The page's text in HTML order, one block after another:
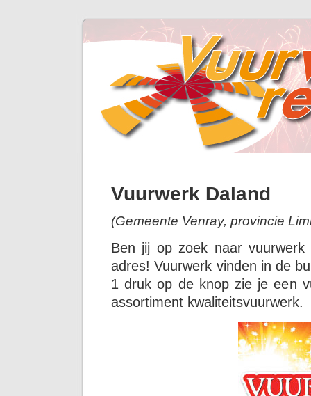
Vuurwerk Daland
(Gemeente Venray, provincie
Ben jij op zoek naar
adres! Vuurwerk vinden in de
1 druk op de knop zie je een
assortiment kwaliteitsvuurwerk.